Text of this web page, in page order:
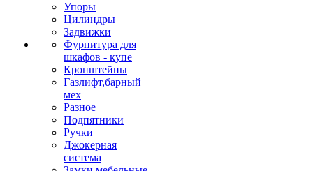
Упоры
Цилиндры
Задвижки
Фурнитура для
шкафов - купе
Кронштейны
Газлифт,барный
мех
Разное
Подпятники
Ручки
Джокерная
система